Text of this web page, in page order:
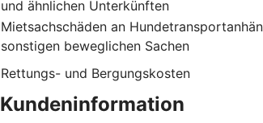
und ähnlichen Unterkünften
Mietsachschäden an
sonstigen beweglichen Sachen
Rettungs- und Bergungskosten
Kundeninformation